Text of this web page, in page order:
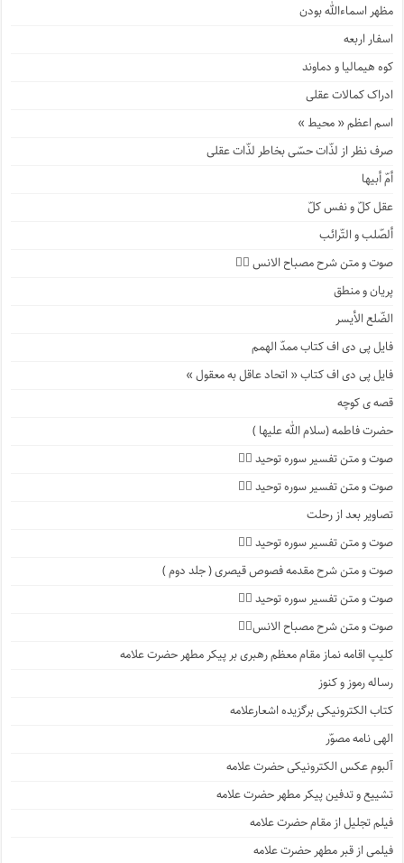
مظهر اسماءالله بودن
اسفار اربعه
کوه هیمالیا و دماوند
ادراک کمالات عقلی
اسم اعظم « محیط »
صرف نظر از لذّات حسّی بخاطر لذّات عقلی
أمّ أبیها
عقل کلّ و نفس کلّ
ألصّلب و التّرائب
صوت و متن شرح مصباح الانس ۹️⃣
پریان و منطق
الضّلع الأیسر
فایل پی دی اف کتاب ممدّ الهمم
فایل پی دی اف کتاب « اتحاد عاقل به معقول »
قصه ی کوچه
حضرت فاطمه (سلام الله علیها )
صوت و متن تفسیر سوره توحید ۴️⃣
صوت و متن تفسیر سوره توحید ۳️⃣
تصاویر بعد از رحلت
صوت و متن تفسیر سوره توحید ۲️⃣
صوت و متن شرح مقدمه فصوص قیصری ( جلد دوم )
صوت و متن تفسیر سوره توحید ۱️⃣
صوت و متن شرح مصباح الانس۸⃣
کلیپ اقامه نماز مقام معظم رهبری بر پیکر مطهر حضرت علامه
رساله رموز و کنوز
کتاب الکترونیکی برگزیده اشعارعلامه
الهی نامه مصوّر
آلبوم عکس الکترونیکی حضرت علامه
تشییع و تدفین پیکر مطهر حضرت علامه
فیلم تجلیل از مقام حضرت علامه
فیلمی از قبر مطهر حضرت علامه